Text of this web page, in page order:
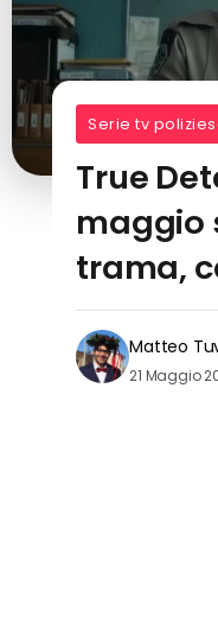
Serie tv
True
maggio
trama,
Matteo
21 Maggio